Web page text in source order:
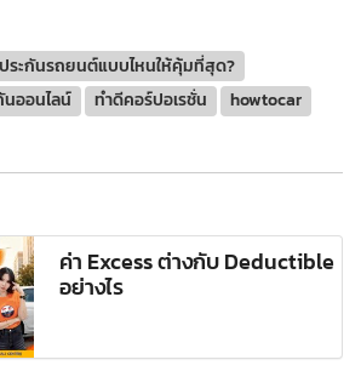
ระกันรถยนต์แบบไหนให้คุ้มที่สุด?
นออนไลน์ ทำดีคอร์ปอเรชั่น howtocar
ค่า Excess ต่างกับ Deductible
อย่างไร